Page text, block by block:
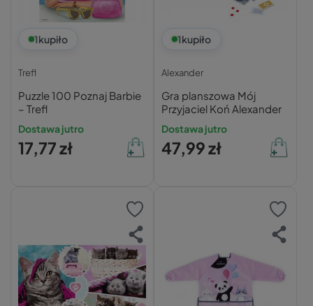
1kupiło
Trefl
Puzzle 100 Poznaj Barbie
– Trefl
Dostawa jutro
17,77 zł
1kupiło
Alexander
Gra planszowa Mój
Przyjaciel Koń Alexander
Dostawa jutro
47,99 zł